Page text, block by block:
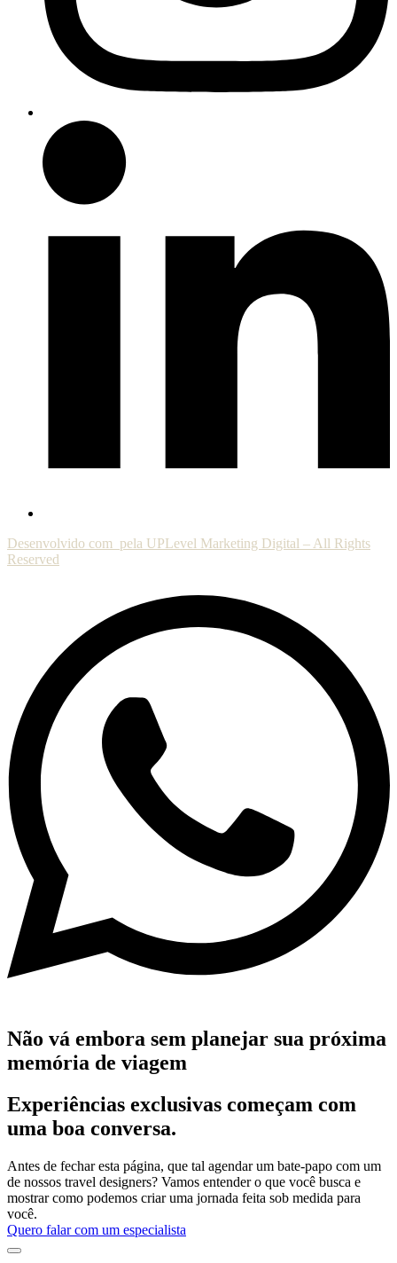
Desenvolvido com pela UPLevel Marketing Digital – All Rights
Reserved
Não vá embora sem planejar sua próxima
memória de viagem
Experiências exclusivas começam com
uma boa conversa.
Antes de fechar esta página, que tal agendar um bate-papo com um
de nossos travel designers? Vamos entender o que você busca e
mostrar como podemos criar uma jornada feita sob medida para
você.
Quero falar com um especialista